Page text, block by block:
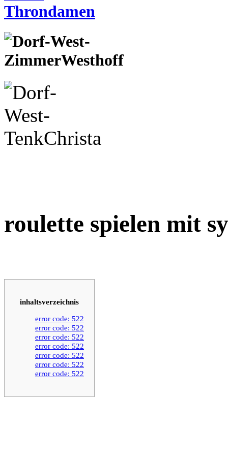
roulette spielen mit
inhaltsverzeichnis
error code: 522
error code: 522
error code: 522
error code: 522
error code: 522
error code: 522
error code: 522